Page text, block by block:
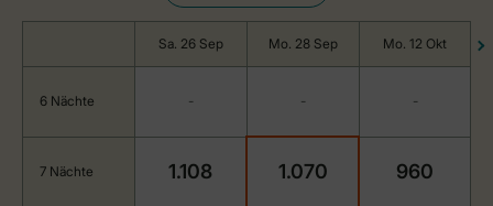
Sa. 26 Sep Mo. 28 Sep Mo. 12 Okt
6 Nächte - - -
7 Nächte 1.108 1.070 960